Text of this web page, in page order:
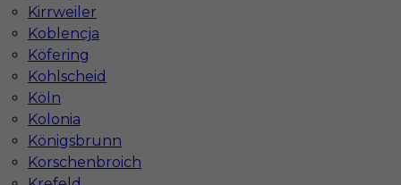
Kirrweiler
Koblencja
Köfering
Kohlscheid
Köln
Kolonia
Königsbrunn
Korschenbroich
Murarz do Aachen - praca w Niemczech